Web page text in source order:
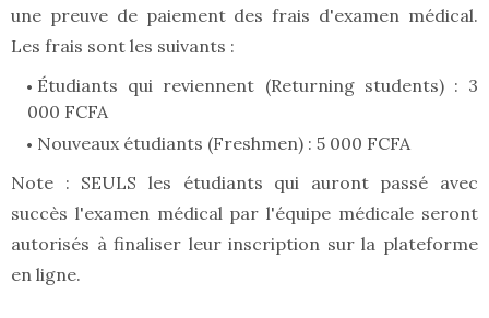
une preuve de paiement des frais d'examen médical.
Les frais sont les suivants :
Étudiants qui reviennent (Returning students) : 3
000 FCFA
Nouveaux étudiants (Freshmen) : 5 000 FCFA
Note : SEULS les étudiants qui auront passé avec
succès l'examen médical par l'équipe médicale seront
autorisés à finaliser leur inscription sur la plateforme
en ligne.